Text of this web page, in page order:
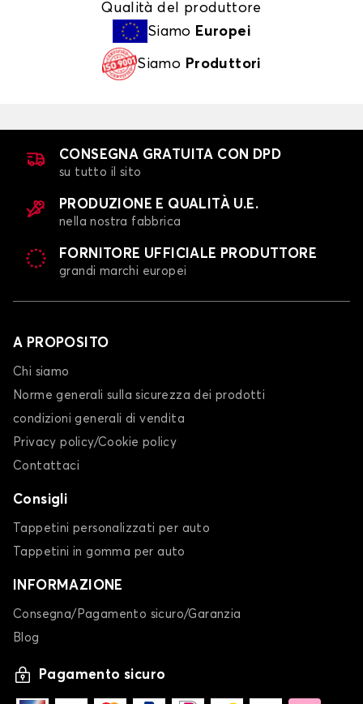
Qualità del produttore
Siamo Europei
Siamo Produttori
CONSEGNA GRATUITA CON DPD
su tutto il sito
PRODUZIONE E QUALITÀ U.E.
nella nostra fabbrica
FORNITORE UFFICIALE PRODUTTORE
grandi marchi europei
A PROPOSITO
Chi siamo
Norme generali sulla sicurezza dei prodotti
condizioni generali di vendita
Privacy policy/Cookie policy
Contattaci
Consigli
Tappetini personalizzati per auto
Tappetini in gomma per auto
INFORMAZIONE
Consegna/Pagamento sicuro/Garanzia
Blog
Pagamento sicuro